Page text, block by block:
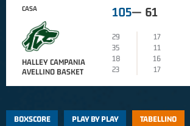
CASA
HALLEY CAMPANIA
AVELLINO BASKET
105— 61
29
17
35
11
18
16
23
17
BOXSCORE PLAY BY PLAY TABELLINO